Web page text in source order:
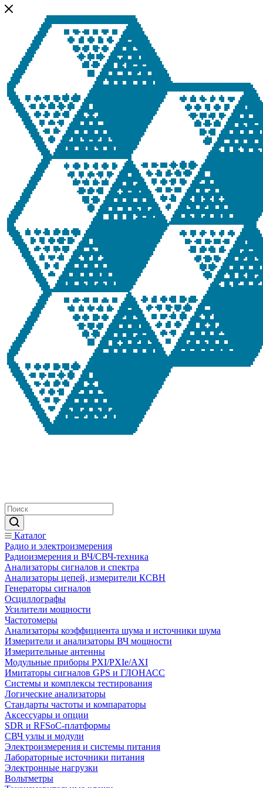
Каталог
Радио и электроизмерения
Радиоизмерения и ВЧ/СВЧ-техника
Анализаторы сигналов и спектра
Анализаторы цепей, измерители КСВН
Генераторы сигналов
Осциллографы
Усилители мощности
Частотомеры
Анализаторы коэффициента шума и источники шума
Измерители и анализаторы ВЧ мощности
Измерительные антенны
Модульные приборы PXI/PXIe/AXI
Имитаторы сигналов GPS и ГЛОНАСС
Системы и комплексы тестирования
Логические анализаторы
Стандарты частоты и компараторы
Аксессуары и опции
SDR и RFSoC‑платформы
СВЧ узлы и модули
Электроизмерения и системы питания
Лабораторные источники питания
Электронные нагрузки
Вольтметры